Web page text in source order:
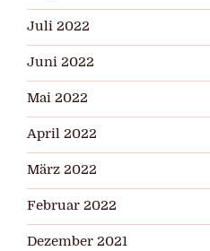
Juli 2022
Juni 2022
Mai 2022
April 2022
März 2022
Februar 2022
Dezember 2021